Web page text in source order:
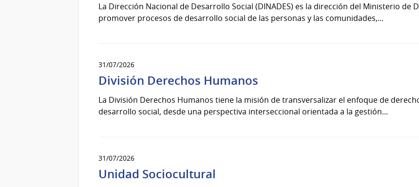
La Dirección Nacional de Desarrollo Social (DINADES) es la dirección del Ministerio de
promover procesos de desarrollo social de las personas y las comunidades,...
31/07/2026
División Derechos Humanos
La División Derechos Humanos tiene la misión de transversalizar el enfoque de
desarrollo social, desde una perspectiva interseccional orientada a la gestión...
31/07/2026
Unidad Sociocultural